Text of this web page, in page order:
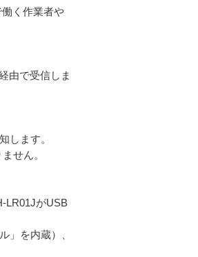
く作業者や
由で受信しま
します。
せん。
LR01JがUSB
」を内蔵）、